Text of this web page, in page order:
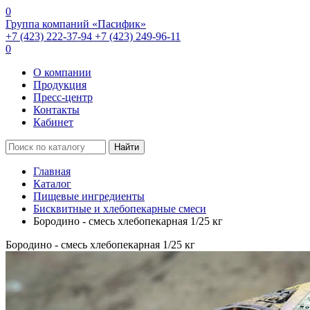
0
Группа компаний «Пасифик»
+7 (423) 222-37-94 +7 (423) 249-96-11
0
О компании
Продукция
Пресс-центр
Контакты
Кабинет
Найти
Главная
Каталог
Пищевые ингредиенты
Бисквитные и хлебопекарные смеси
Бородино - смесь хлебопекарная 1/25 кг
Бородино - смесь хлебопекарная 1/25 кг